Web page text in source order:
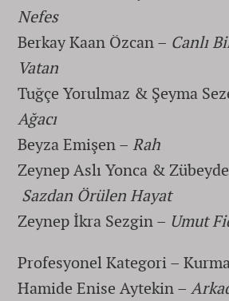
Nefes
Berkay Kaan Özcan – Canlı
Vatan
Tuğçe Yorulmaz & Şeyma
Ağacı
Beyza Emişen – Rah
Zeynep Aslı Yonca &
Sazdan Örülen Hayat
Zeynep İkra Sezgin – Umut
Profesyonel Kategori –
Hamide Enise Aytekin –